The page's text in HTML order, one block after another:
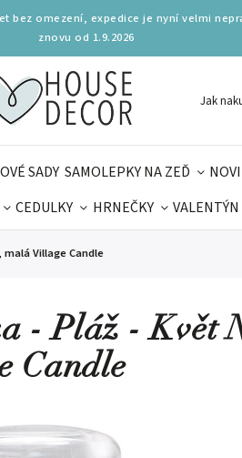
omezení, expedice je nyní velmi
znovu od 1.9.2026
Jak
SADY SAMOLEPKY NA ZEĎ
CEDULKY HRNEČKY VALENTÝN
Village Candle
- Pláž - Květ
Candle